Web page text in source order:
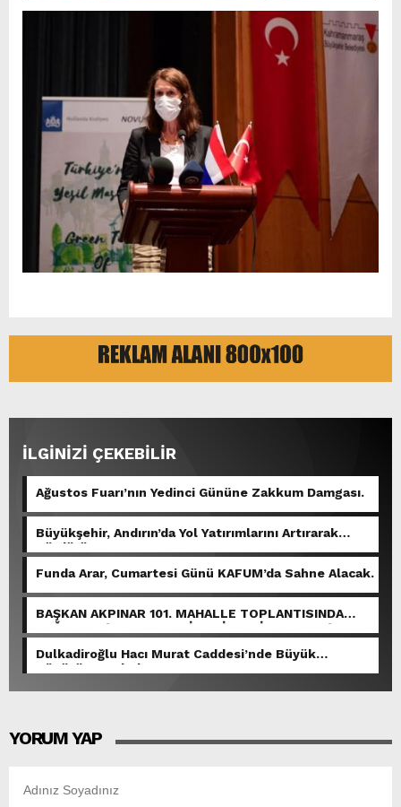
İLGİNİZİ ÇEKEBİLİR
Ağustos Fuarı’nın Yedinci Gününe Zakkum Damgası.
Büyükşehir, Andırın’da Yol Yatırımlarını Artırarak
Sürdürüyor.
Funda Arar, Cumartesi Günü KAFUM’da Sahne Alacak.
BAŞKAN AKPINAR 101. MAHALLE TOPLANTISINDA
BAĞLARBAŞI MAHALLESİ SAKİNLERİYLE BULUŞTU.
Dulkadiroğlu Hacı Murat Caddesi’nde Büyük
Dönüşüm Başladı.
YORUM YAP